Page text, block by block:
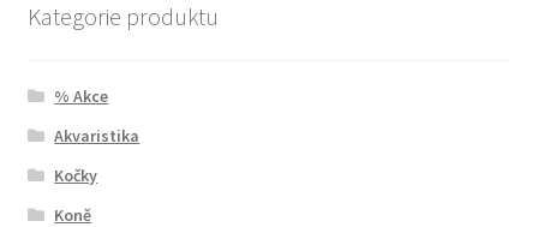
Kategorie produktu
% Akce
Akvaristika
Kočky
Koně